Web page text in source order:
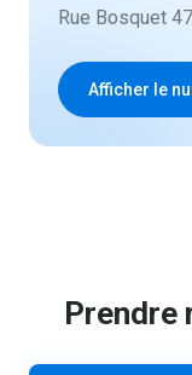
Rue Bosquet
Afficher le
Prendre